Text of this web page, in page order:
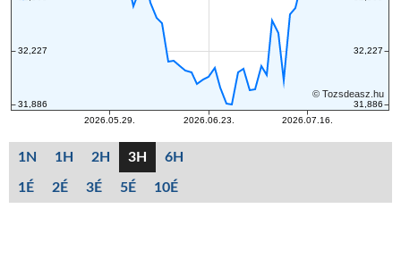
1N 1H 2H 3H 6H
1É 2É 3É 5É 10É